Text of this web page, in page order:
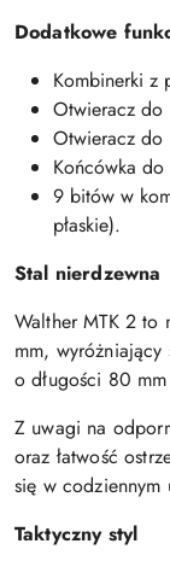
Dodatkowe
Kombinerki z
Otwieracz do
Otwieracz do
Końcówka
9 bitów w
płaskie).
Stal nierdzewna
Walther MTK 2 to
mm,
o długości 80
Z uwagi na
oraz łatwość
się w codziennym
Taktyczny styl